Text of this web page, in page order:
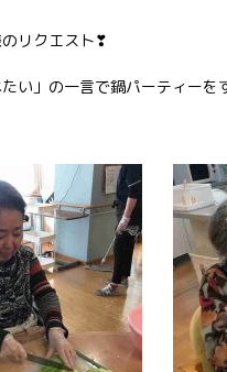
リクエスト❣
たい」の一言で鍋パーティー